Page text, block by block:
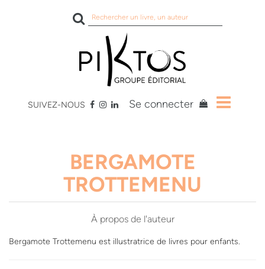
Rechercher
sur
site
SUIVEZ-NOUS Se connecter
BERGAMOTE
TROTTEMENU
À propos de l'auteur
Bergamote Trottemenu est illustratrice de livres pour enfants.